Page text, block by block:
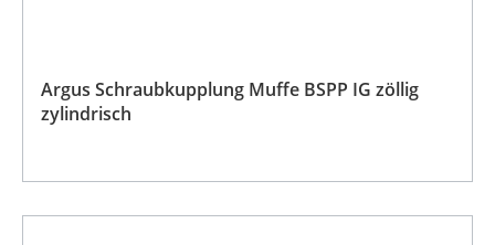
Argus Schraubkupplung Muffe BSPP IG zöllig
zylindrisch